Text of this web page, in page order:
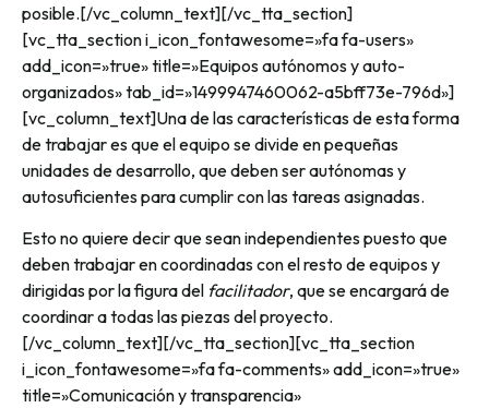
posible.[/vc_column_text][/vc_tta_section]
[vc_tta_section i_icon_fontawesome=»fa fa-users»
add_icon=»true» title=»Equipos autónomos y auto-
organizados» tab_id=»1499947460062-a5bff73e-796d»]
[vc_column_text]Una de las características de esta forma
de trabajar es que el equipo se divide en pequeñas
unidades de desarrollo, que deben ser autónomas y
autosuficientes para cumplir con las tareas asignadas.
Esto no quiere decir que sean independientes puesto que
deben trabajar en coordinadas con el resto de equipos y
dirigidas por la figura del facilitador, que se encargará de
coordinar a todas las piezas del proyecto.
[/vc_column_text][/vc_tta_section][vc_tta_section
i_icon_fontawesome=»fa fa-comments» add_icon=»true»
title=»Comunicación y transparencia»